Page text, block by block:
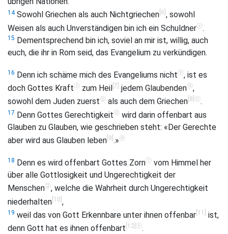
14Sowohl Griechen als auch Nichtgriechen [6] , sowohl
Weisen als auch Unverständigen bin ich ein Schuldnerⓧ.
15 Dementsprechend bin ich, soviel an mir ist, willig, auch
euch, die ihr in Rom seid, das Evangelium zu verkündigen.
16 Denn ich schäme mich des Evangeliums nichtⓨ, ist es
doch Gottes Kraftⓩ zum Heil [7] jedem Glaubendenⓐ,
sowohl dem Juden zuerstⓑ als auch dem Griechen [8] ⓒ.
17 Denn Gottes Gerechtigkeitⓓ wird darin offenbart aus
Glauben zu Glauben, wie geschrieben steht: «Der Gerechte
aber wird aus Glauben leben [9] .»ⓔ
18 Denn es wird offenbart Gottes Zornⓕ vom Himmel her
über alle Gottlosigkeit und Ungerechtigkeit der
Menschenⓖ, welche die Wahrheit durch Ungerechtigkeit
niederhalten [10] ,
19 weil das von Gott Erkennbare unter ihnen offenbar [11]
ist,
denn Gott hat es ihnen offenbart [12] ⓗ.